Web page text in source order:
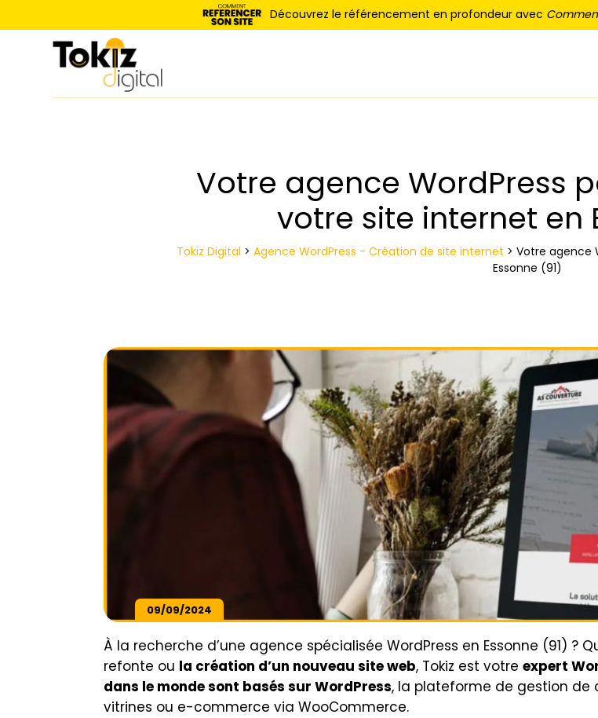
Découvrez le référencement en profondeur avec
Votre agence WordPress
votre site internet en
Tokiz Digital > Agence WordPress - Création de site internet > Votre agence
Essonne (91)
09/09/2024
À la recherche d’une agence spécialisée WordPress en Essonne (91) ?
refonte ou la création d’un nouveau site web, Tokiz est votre expert
dans le monde sont basés sur WordPress, la plateforme de gestion de
vitrines ou e-commerce via WooCommerce.
Panneau de gestion des cookies